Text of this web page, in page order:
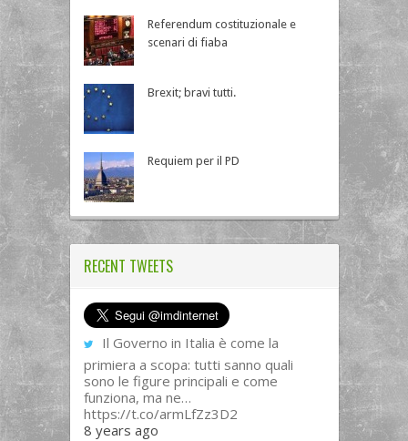
Referendum costituzionale e
scenari di fiaba
Brexit; bravi tutti.
Requiem per il PD
RECENT TWEETS
Il Governo in Italia è come la
primiera a scopa: tutti sanno quali
sono le figure principali e come
funziona, ma ne…
https://t.co/armLfZz3D2
8 years ago